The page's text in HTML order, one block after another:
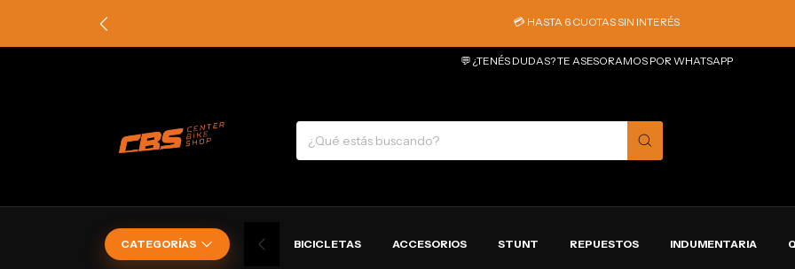
💳 HASTA 6 CUOTAS SIN INTERÉS
💬 ¿TENÉS DUDAS? TE ASESORAMOS POR WHATSAPP
CATEGORÍAS BICICLETAS ACCESORIOS STUNT REPUESTOS INDUMENTARIA